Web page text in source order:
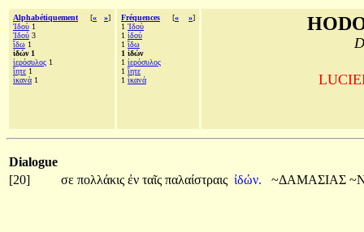
Alphabétiquement [« »]
Ἰδοὺ 1
Ἰδού 3
ἴδω 1
ἰδών 1
ἱερόσυλος 1
ἴητε 1
ἱκανὰ 1
Fréquences [« »]
1 Ἰδοὺ
1 ἰδού
1 ἴδω
1 ἰδών
1 ἱερόσυλος
1 ἴητε
1 ἱκανά
Dialogue
[20]
σε πολλάκις ἐν ταῖς παλαίστραις ἰδών. ~ΔΑΜΑΣΙΑΣ